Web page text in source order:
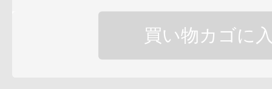
メイクアップ
買い物カゴに